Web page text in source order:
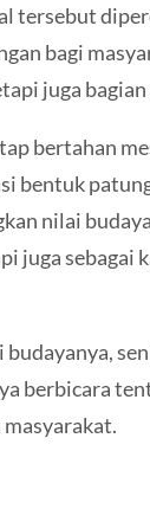
tersebut
bagi
juga
bertahan
bentuk
nilai
sebagai
budayanya,
berbicara